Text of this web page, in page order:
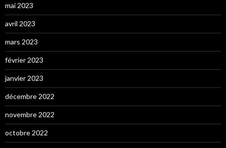
mai 2023
avril 2023
mars 2023
février 2023
janvier 2023
décembre 2022
novembre 2022
octobre 2022